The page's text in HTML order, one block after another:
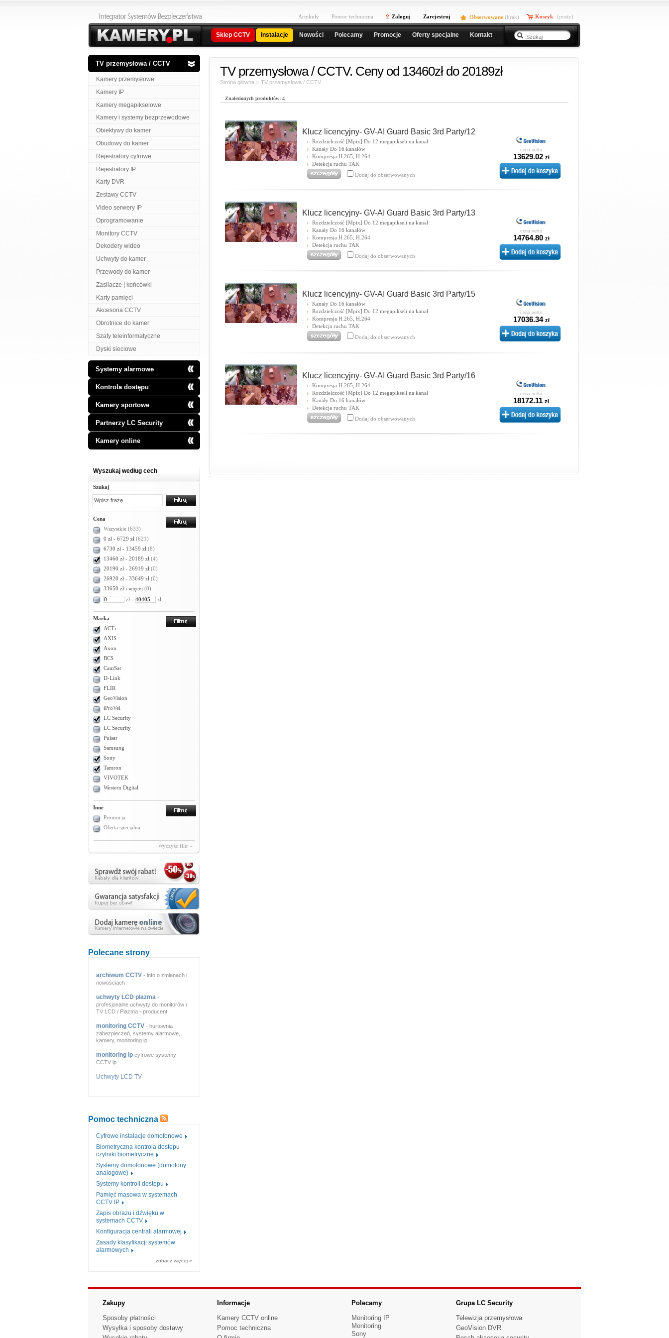
Artykuły Pomoc techniczna Zaloguj Zarejestruj Obserwowane (brak) Koszyk (pusty)
Sklep CCTV Instalacje Nowości Polecamy Promocje Oferty specjalne Kontakt
TV przemysłowa / CCTV
Kamery przemysłowe
Kamery IP
Kamery megapikselowe
Kamery i systemy bezprzewodowe
Obiektywy do kamer
Obudowy do kamer
Rejestratory cyfrowe
Rejestratory IP
Karty DVR
Zestawy CCTV
Video serwery IP
Oprogramowanie
Monitory CCTV
Dekodery wideo
Uchwyty do kamer
Przewody do kamer
Zasilacze | końcówki
Karty pamięci
Akcesoria CCTV
Obrotnice do kamer
Szafy teleinformatyczne
Dyski sieciowe
Systemy alarmowe
Kontrola dostępu
Kamery sportowe
Partnerzy LC Security
Kamery online
Wyszukaj według cech
Szukaj
Cena
Wszystkie (633)
0 zł - 6729 zł (621)
6730 zł - 13459 zł (8)
13460 zł - 20189 zł (4)
20190 zł - 26919 zł (0)
26920 zł - 33649 zł (0)
33650 zł i więcej (0)
zł -
zł
Marka
ACTi
AXIS
Axon
BCS
CamSat
D-Link
FLIR
GeoVision
iProVel
LC Security
LC Security
Pulsar
Samsung
Sony
Tamron
VIVOTEK
Western Digital
Inne
Promocja
Oferta specjalna
Wyczyść filtr »
Polecane strony
archiwum CCTV - info o zmianach i
nowościach
uchwyty LCD plazma -
profesjonalne uchwyty do monitorów i
TV LCD / Plazma - producent
monitoring CCTV - hurtownia
zabezpieczeń, systemy alarmowe,
kamery, monitoring ip
monitoring ip cyfrowe systemy
CCTV ip
Uchwyty LCD TV
Pomoc techniczna
Cyfrowe instalacje domofonowe
Biometryczna kontrola dostępu -
czytniki biometryczne
Systemy domofonowe (domofony
analogowe)
Systemy kontroli dostępu
Pamięć masowa w systemach
CCTV IP
Zapis obrazu i dźwięku w
systemach CCTV
Konfiguracja centrali alarmowej
Zasady klasyfikacji systemów
alarmowych
zobacz więcej »
TV przemysłowa / CCTV. Ceny od 13460zł do 20189zł
Strona główna » TV przemysłowa / CCTV
Znalezionych produktów: 4
Klucz licencyjny- GV-AI Guard Basic 3rd Party/12
Rozdzielczość [Mpix] Do 12 megapikseli na kanał
Kanały Do 16 kanałów
Kompresja H.265, H.264
Detekcja ruchu TAK
Dodaj do obserwowanych
cena netto
13629.02 zł
Klucz licencyjny- GV-AI Guard Basic 3rd Party/13
Rozdzielczość [Mpix] Do 12 megapikseli na kanał
Kanały Do 16 kanałów
Kompresja H.265, H.264
Detekcja ruchu TAK
Dodaj do obserwowanych
cena netto
14764.80 zł
Klucz licencyjny- GV-AI Guard Basic 3rd Party/15
Kanały Do 16 kanałów
Rozdzielczość [Mpix] Do 12 megapikseli na kanał
Kompresja H.265, H.264
Detekcja ruchu TAK
Dodaj do obserwowanych
cena netto
17036.34 zł
Klucz licencyjny- GV-AI Guard Basic 3rd Party/16
Kompresja H.265, H.264
Rozdzielczość [Mpix] Do 12 megapikseli na kanał
Kanały Do 16 kanałów
Detekcja ruchu TAK
Dodaj do obserwowanych
cena netto
18172.11 zł
Zakupy
Sposoby płatności
Wysyłka i sposoby dostawy
Informacje
Kamery CCTV online
Pomoc techniczna
Polecamy
Monitoring IP
Monitoring
Sony
Grupa LC Security
Telewizja przemysłowa
GeoVision DVR